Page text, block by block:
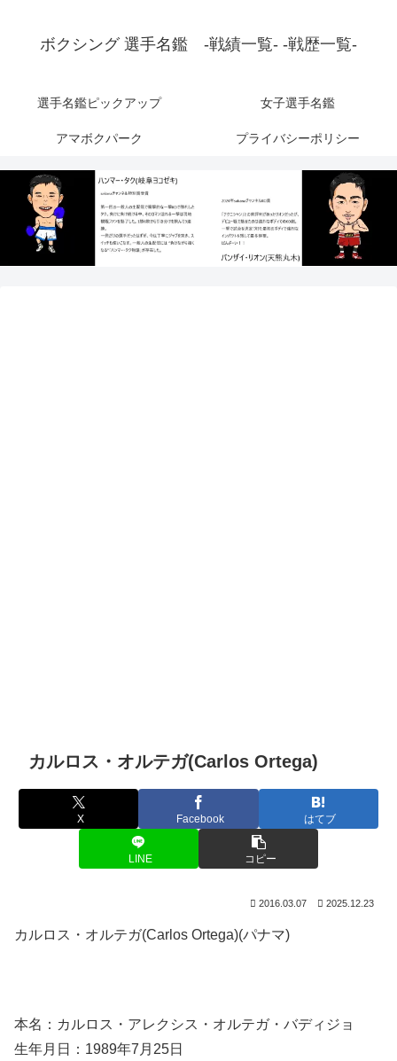
ボクシング 選手名鑑 -戦績一覧- -戦歴一覧-
選手名鑑ピックアップ 女子選手名鑑
アマボクパーク プライバシーポリシー
カルロス・オルテガ(Carlos Ortega)
X Facebook はてブ
LINE コピー
2016.03.07 2025.12.23
カルロス・オルテガ(Carlos Ortega)(パナマ)
本名：カルロス・アレクシス・オルテガ・バディジョ
生年月日：1989年7月25日